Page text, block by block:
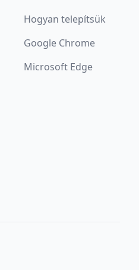
Hogyan telepítsük
Google Chrome
Microsoft Edge